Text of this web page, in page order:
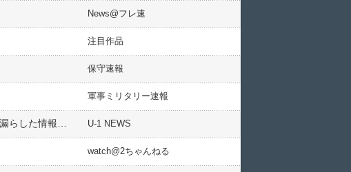
News@フレ速
注目作品
保守速報
軍事ミリタリー速報
U-1 NEWS
watch@2ちゃんねる